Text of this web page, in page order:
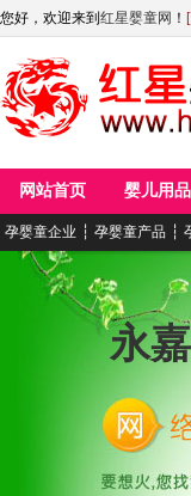
您好，欢迎来到 红星婴童网 ！ [
网站首页 婴儿用品
孕婴童企业 ┆ 孕婴童产品 ┆
永